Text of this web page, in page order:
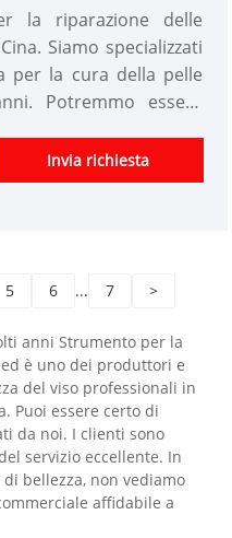
la riparazione delle
Siamo specializzati
per la cura della pelle
Potremmo essere
prezzo. Siamo fornitori
di bellezza ad alta
Invia richiesta
5 6 ... 7 >
anni Strumento per la
è uno dei produttori e
del viso professionali in
Puoi essere certo di
da noi. I clienti sono
servizio eccellente. In
bellezza, non vediamo
affidabile a